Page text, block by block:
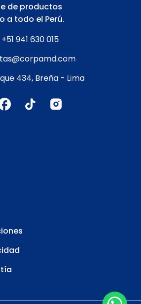
de productos
a todo el Perú.
+51 941 630 015
434, Breña - Lima